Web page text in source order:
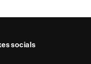
socials